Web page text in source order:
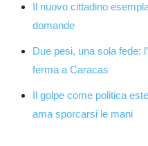
Il nuovo cittadino
domande
Due pesi, una sola fede:
ferma a Caracas
Il golpe come politica
ama sporcarsi le mani